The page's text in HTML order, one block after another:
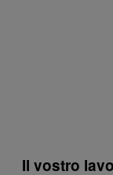
Il vostro